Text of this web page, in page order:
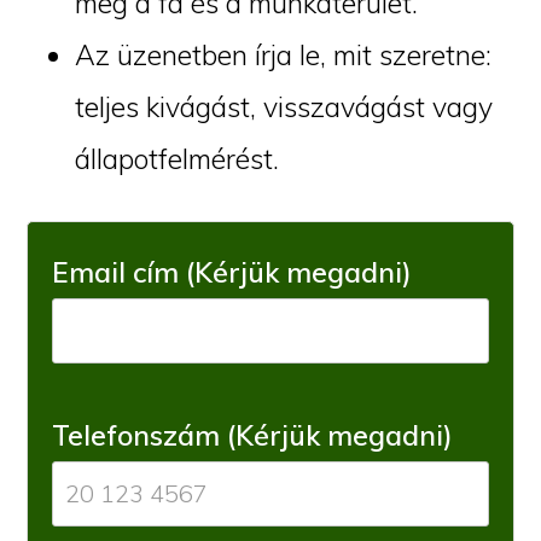
Az üzenetben írja le, mit szeretne:
teljes kivágást, visszavágást vagy
állapotfelmérést.
Email cím (Kérjük megadni)
Telefonszám (Kérjük megadni)